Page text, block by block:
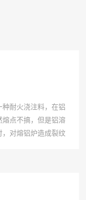
耐火浇注料，在铝
点不搞，但是铝溶
对熔铝炉造成裂纹
专门用于铝熔铸行
?